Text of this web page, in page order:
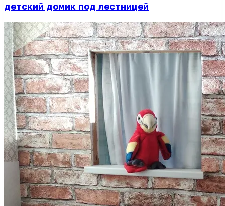
детский домик под лестницей